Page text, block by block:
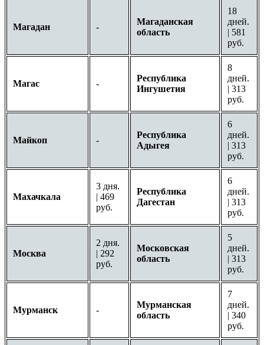
Магадан -
Магаданская
область
18
дней.
| 581
руб.
Магас -
Республика
Ингушетия
8
дней.
| 313
руб.
Майкоп -
Республика
Адыгея
6
дней.
| 313
руб.
Махачкала
3 дня.
| 469
руб.
Республика
Дагестан
6
дней.
| 313
руб.
Москва
2 дня.
| 292
руб.
Московская
область
5
дней.
| 313
руб.
Мурманск -
Мурманская
область
7
дней.
| 340
руб.